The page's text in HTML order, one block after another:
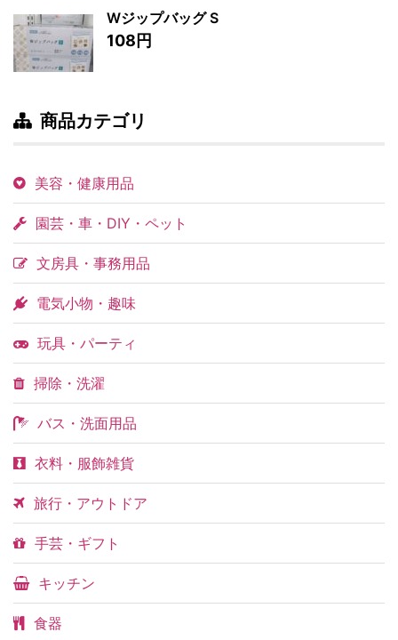
Wジップバッグ S
108円
商品カテゴリ
美容・健康用品
園芸・車・DIY・ペット
文房具・事務用品
電気小物・趣味
玩具・パーティ
掃除・洗濯
バス・洗面用品
衣料・服飾雑貨
旅行・アウトドア
手芸・ギフト
キッチン
食器